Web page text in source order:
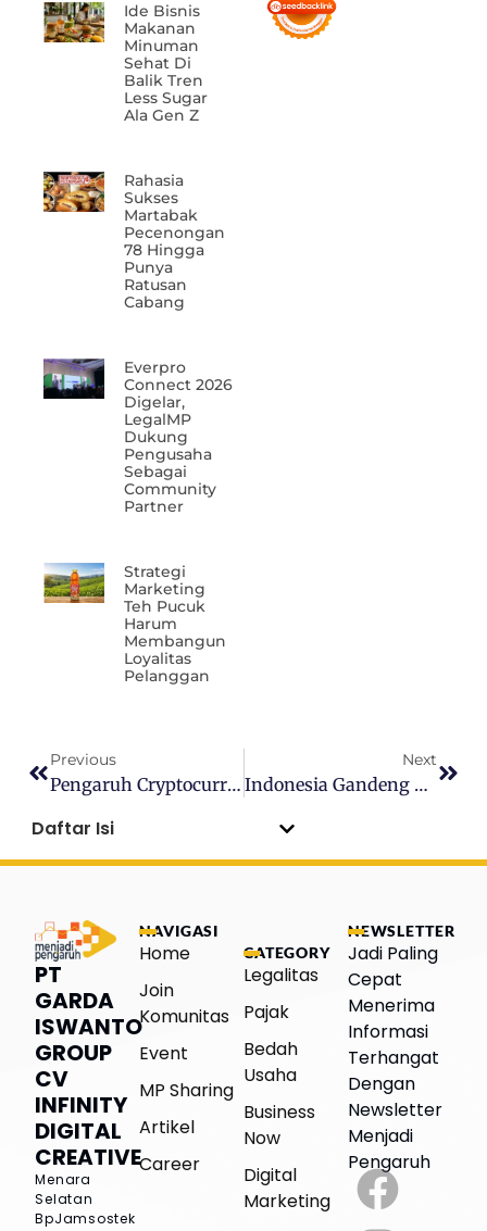
Ide Bisnis
Makanan
Minuman
Sehat Di
Balik Tren
Less Sugar
Ala Gen Z
Rahasia
Sukses
Martabak
Pecenongan
78 Hingga
Punya
Ratusan
Cabang
Everpro
Connect 2026
Digelar,
LegalMP
Dukung
Pengusaha
Sebagai
Community
Partner
Strategi
Marketing
Teh Pucuk
Harum
Membangun
Loyalitas
Pelanggan
Previous
Pengaruh Cryptocurrency Terhadap Ekonomi Digital
Next
Indonesia Gandeng China, UMKM Disiapkan Masuk Ekosistem Industri Global
Daftar Isi
PT
GARDA
ISWANTO
GROUP
CV
INFINITY
DIGITAL
CREATIVE
Menara
Selatan
BpJamsostek
NAVIGASI
Home
Join
Komunitas
Event
MP Sharing
Artikel
Career
CATEGORY
Legalitas
Pajak
Bedah
Usaha
Business
Now
Digital
Marketing
NEWSLETTER
Jadi Paling
Cepat
Menerima
Informasi
Terhangat
Dengan
Newsletter
Menjadi
Pengaruh